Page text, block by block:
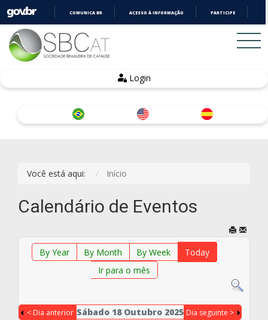
COMUNICA BR ACESSO À INFORMAÇÃO PARTICIPE
Login
Você está aqui: Início
Calendário de Eventos
By Year By Month By Week
Today
Ir para o mês
< Dia anterior Sábado 18 Outubro 2025 Dia seguinte >